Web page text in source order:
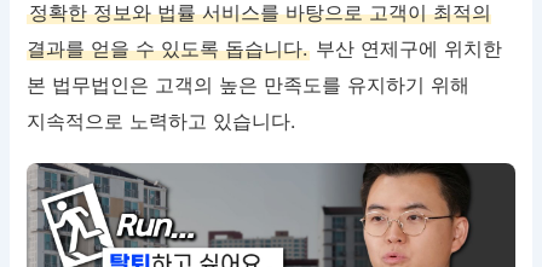
정확한 정보와 법률 서비스를 바탕으로 고객이 최적의
결과를 얻을 수 있도록 돕습니다. 부산 연제구에 위치한
본 법무법인은 고객의 높은 만족도를 유지하기 위해
지속적으로 노력하고 있습니다.